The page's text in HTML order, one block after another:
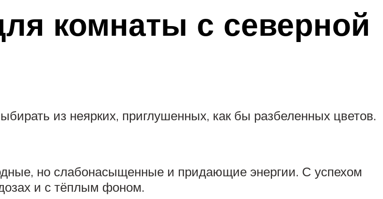
комнаты с северной
из неярких, приглушенных, как бы разбеленных цветов.
но слабонасыщенные и придающие энергии. С успехом
и с тёплым фоном.